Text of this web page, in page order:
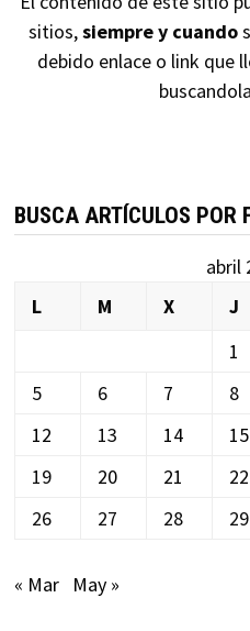
sitios,siempre y cuando
debido enlace o link que
BUSCA ARTÍCULOS POR
abril
L
M X J
1
5
6 7 8
12
13 14 15
19
20 21 22
26
27 28 29
« Mar May »